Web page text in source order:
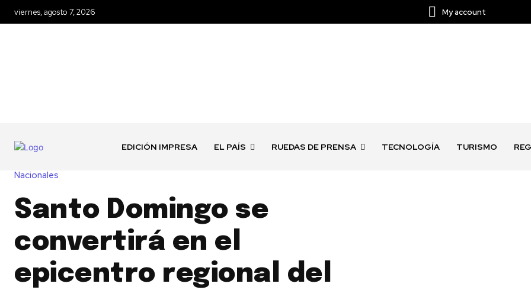
viernes, agosto 7, 2026 My account
EDICIÓN IMPRESA EL PAÍS RUEDAS DE PRENSA TECNOLOGÍA TURISMO
Nacionales
Santo Domingo se
convertirá en el
epicentro regional del